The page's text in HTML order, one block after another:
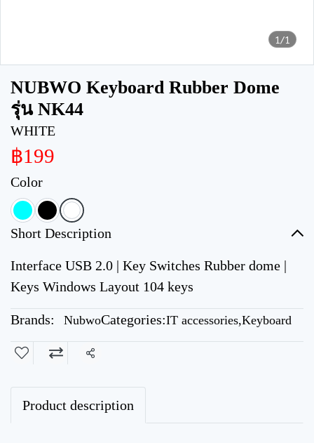
1/1
NUBWO Keyboard Rubber Dome
รุ่น NK44
WHITE
฿199
Color
Short Description
Interface USB 2.0 | Key Switches Rubber dome |
Keys Windows Layout 104 keys
Brands: NubwoCategories:IT accessories,Keyboard
Share
Product description